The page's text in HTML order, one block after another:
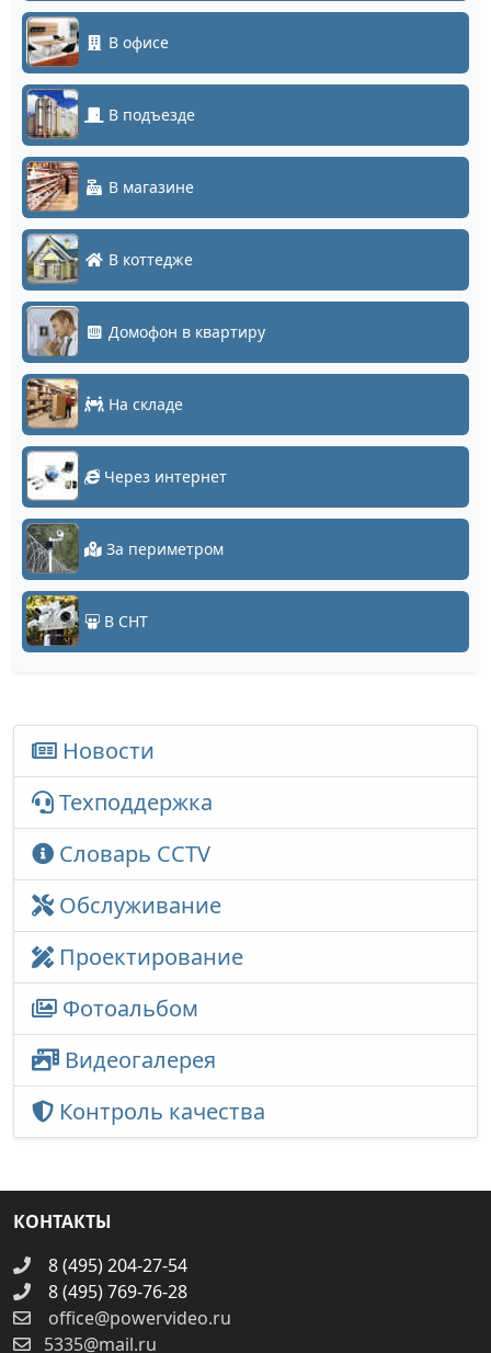
В офисе
В подъезде
В магазине
В коттедже
Домофон в квартиру
На складе
Через интернет
За периметром
В СНТ
Новости
Техподдержка
Словарь CCTV
Обслуживание
Проектирование
Фотоальбом
Видеогалерея
Контроль качества
КОНТАКТЫ
8 (495) 204-27-54
8 (495) 769-76-28
office@powervideo.ru
5335@mail.ru